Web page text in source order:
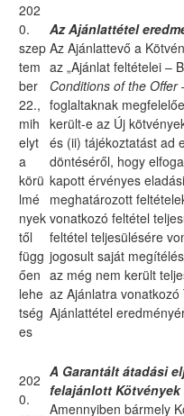
202
0.
szep
tem
ber
22.,
mih
elyt
a
körü
lmé
nyek
től
függ
ően
lehe
tség
es
Az Ajánlattétel
Az Ajánlattevő a
az „Ajánlat feltételei –
Conditions of the
foglaltaknak
került-e az Új
és (ii) tájékoztatást ad
döntéséről, hogy
kapott érvényes
meghatározott
vonatkozó feltétel
feltétel teljesülésére
jogosult saját
az még nem került
az Ajánlatra
Ajánlattétel
202
0.
A Garantált átadási
felajánlott
Amennyiben bármely